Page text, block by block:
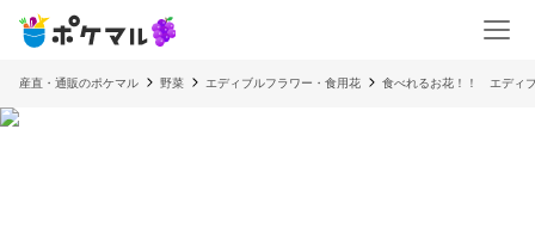
産直・通販のポケマル 野菜 エディブルフラワー・食用花 食べれるお花！！ エディ